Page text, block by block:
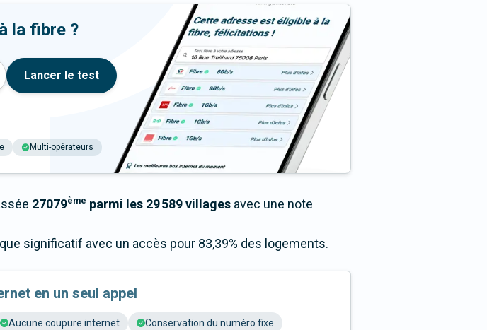
la fibre ?
Lancer le test
Multi-opérateurs
27079ème parmi les 29 589 villages avec une note
significatif avec un accès pour 83,39% des logements.
en un seul appel
Aucune coupure internet Conservation du numéro fixe